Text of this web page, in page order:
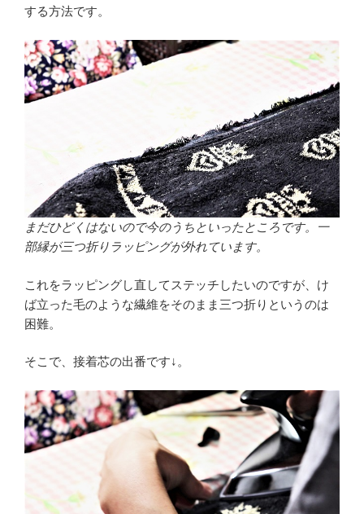
する方法です。
まだひどくはないので今のうちといったところです。一
部縁が三つ折りラッピングが外れています。
これをラッピングし直してステッチしたいのですが、け
ば立った毛のような繊維をそのまま三つ折りというのは
困難。
そこで、接着芯の出番です↓。